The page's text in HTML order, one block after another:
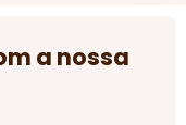
a nossa